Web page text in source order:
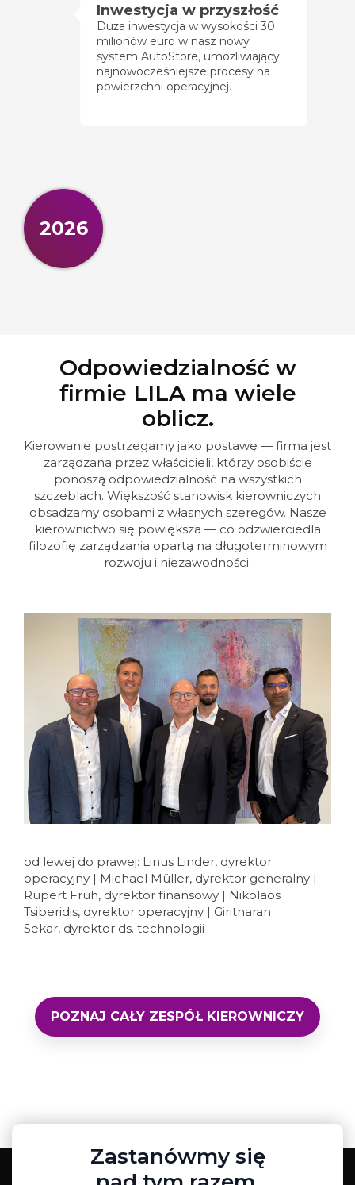
Inwestycja w przyszłość
Duża inwestycja w wysokości 30
milionów euro w nasz nowy
system AutoStore, umożliwiający
najnowocześniejsze procesy na
powierzchni operacyjnej.
2026
Odpowiedzialność w
firmie LILA ma wiele
oblicz.
Kierowanie postrzegamy jako postawę — firma jest
zarządzana przez właścicieli, którzy osobiście
ponoszą odpowiedzialność na wszystkich
szczeblach. Większość stanowisk kierowniczych
obsadzamy osobami z własnych szeregów. Nasze
kierownictwo się powiększa — co odzwierciedla
filozofię zarządzania opartą na długoterminowym
rozwoju i niezawodności.
od lewej do prawej: Linus Linder, dyrektor
operacyjny | Michael Müller, dyrektor generalny |
Rupert Früh, dyrektor finansowy | Nikolaos
Tsiberidis, dyrektor operacyjny | Giritharan
Sekar, dyrektor ds. technologii
POZNAJ CAŁY ZESPÓŁ KIEROWNICZY
Zastanówmy się